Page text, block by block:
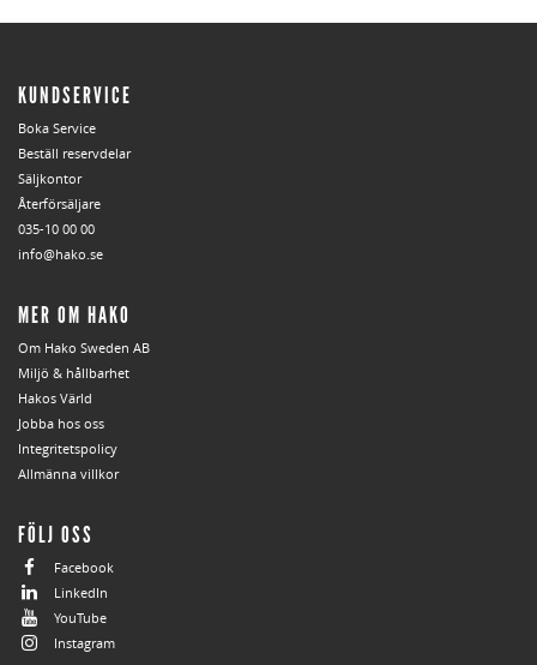
KUNDSERVICE
Boka Service
Beställ reservdelar
Säljkontor
Återförsäljare
035-10 00 00
info@hako.se
MER OM HAKO
Om Hako Sweden AB
Miljö & hållbarhet
Hakos Värld
Jobba hos oss
Integritetspolicy
Allmänna villkor
FÖLJ OSS
Facebook
LinkedIn
YouTube
Instagram